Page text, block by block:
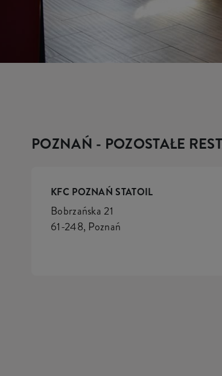
POZNAŃ - POZOSTAŁE
KFC POZNAŃ STATOIL
Bobrzańska 21
61-248, Poznań